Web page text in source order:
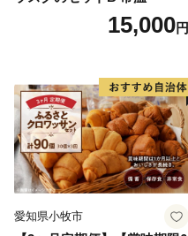
15,000円
愛知県小牧市